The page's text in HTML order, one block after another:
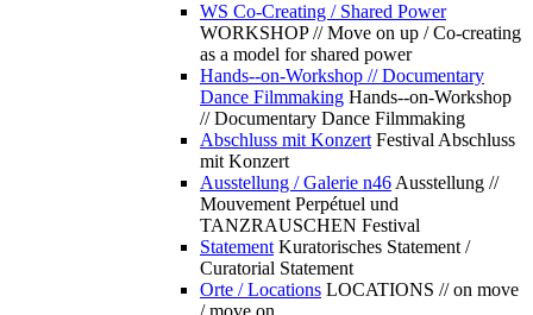
WS Co-Creating / Shared Power
WORKSHOP // Move on up / Co-creating
as a model for shared power
Hands--on-Workshop // Documentary
Dance Filmmaking Hands--on-Workshop
// Documentary Dance Filmmaking
Abschluss mit Konzert Festival Abschluss
mit Konzert
Ausstellung / Galerie n46 Ausstellung //
Mouvement Perpétuel und
TANZRAUSCHEN Festival
Statement Kuratorisches Statement /
Curatorial Statement
Orte / Locations LOCATIONS // on move
/ move on